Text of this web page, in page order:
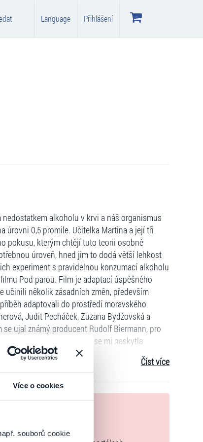
Více o cookies
souborů cookie
Language Přihlášení
alkoholu v krvi a náš organismus
úrovni 0,5 promile. Učitelka Martina a její tři
pokusu, kterým chtějí tuto teorii osobně
úroveň, hned jim to dodá větší lehkost
experiment s pravidelnou konzumací alkoholu
Pod parou. Film je adaptací úspěšného
učinili několik zásadních změn, především
adaptovali do prostředí moravského
Judit Pecháček, Zuzana Bydžovská a
ujal známý producent Rudolf Biermann, pro
popisuje takto: „Když se mi naskytla
že je důležité, aby ve filmu místo mužů hrály
verze příběhu, plná ženského půvabu a česko-
Číst více